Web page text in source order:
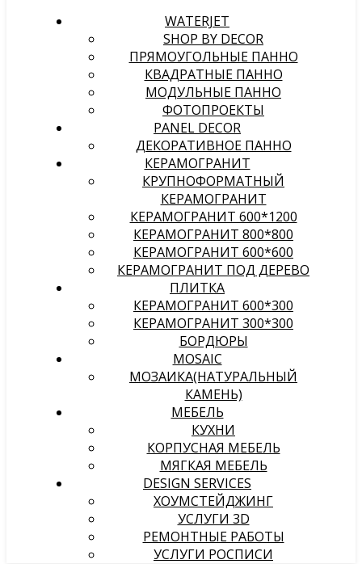
WATERJET
SHOP BY DECOR
ПРЯМОУГОЛЬНЫЕ ПАННО
КВАДРАТНЫЕ ПАННО
МОДУЛЬНЫЕ ПАННО
ФОТОПРОЕКТЫ
PANEL DECOR
ДЕКОРАТИВНОЕ ПАННО
КЕРАМОГРАНИТ
КРУПНОФОРМАТНЫЙ
КЕРАМОГРАНИТ
КЕРАМОГРАНИТ 600*1200
КЕРАМОГРАНИТ 800*800
КЕРАМОГРАНИТ 600*600
КЕРАМОГРАНИТ ПОД ДЕРЕВО
ПЛИТКА
КЕРАМОГРАНИТ 600*300
КЕРАМОГРАНИТ 300*300
БОРДЮРЫ
MOSAIC
МОЗАИКА(НАТУРАЛЬНЫЙ
КАМЕНЬ)
МЕБЕЛЬ
КУХНИ
КОРПУСНАЯ МЕБЕЛЬ
МЯГКАЯ МЕБЕЛЬ
DESIGN SERVICES
ХОУМСТЕЙДЖИНГ
УСЛУГИ 3D
РЕМОНТНЫЕ РАБОТЫ
УСЛУГИ РОСПИСИ